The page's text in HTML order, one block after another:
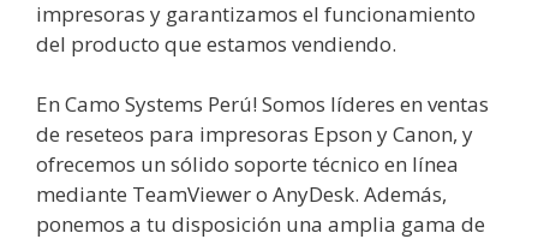
impresoras y garantizamos el funcionamiento
del producto que estamos vendiendo.
En Camo Systems Perú! Somos líderes en ventas
de reseteos para impresoras Epson y Canon, y
ofrecemos un sólido soporte técnico en línea
mediante TeamViewer o AnyDesk. Además,
ponemos a tu disposición una amplia gama de